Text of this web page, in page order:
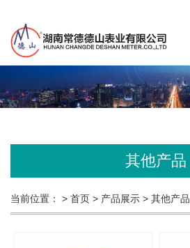
其他产品
当前位置： > 首页 > 产品展示 > 其他产品